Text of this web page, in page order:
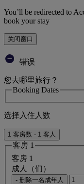
You’ll be redirected to
book your stay
关闭窗口
错误
您去哪里旅行？
Booking Dates
选择入住人数
1 客房数 - 1 客人
客房 1
客房 1
成人（们）
- 删除一名成年人